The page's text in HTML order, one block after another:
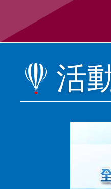
活聲寶家